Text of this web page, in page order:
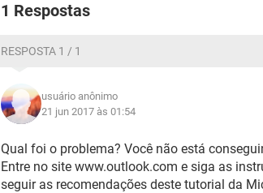
1 Respostas
RESPOSTA 1 / 1
usuário anônimo
21 jun 2017 às 01:54
Qual foi o problema? Você não está
Entre no site www.outlook.com e siga as
seguir as recomendações deste tutorial da